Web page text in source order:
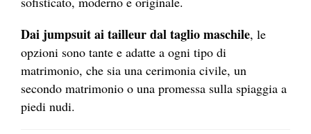
Dai jumpsuit ai tailleur dal taglio maschile, le
opzioni sono tante e adatte a ogni tipo di
matrimonio, che sia una cerimonia civile, un
secondo matrimonio o una promessa sulla spiaggia a
piedi nudi.